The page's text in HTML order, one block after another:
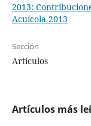
2013:
Acuícola 2013
Sección
Artículos
Artículos más